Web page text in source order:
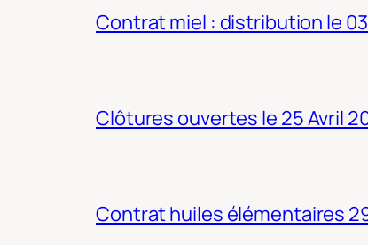
Contrat miel : distribution le
Clôtures ouvertes le 25 Avril
Contrat huiles élémentaires